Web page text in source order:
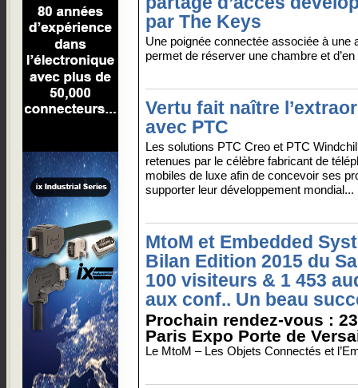
par The Keys
Une poignée connectée associée à une
permet de réserver une chambre et
Vertu fait naître
avec PTC
Les solutions PTC Creo et PTC
retenues par le célèbre fabricant de
mobiles de luxe afin de concevoir ses
supporter leur développement mondial...
MtoM et Embedded
Bilan Edition 2015 du
100 visiteurs & 1 453
aux conf.. Un beau
Prochain rendez-vous :
Paris Expo Porte de
Le MtoM – Les Objets Connectés et